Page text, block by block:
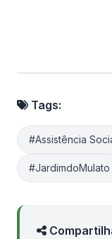
Tags:
#Assistência
#JardimdoMulato